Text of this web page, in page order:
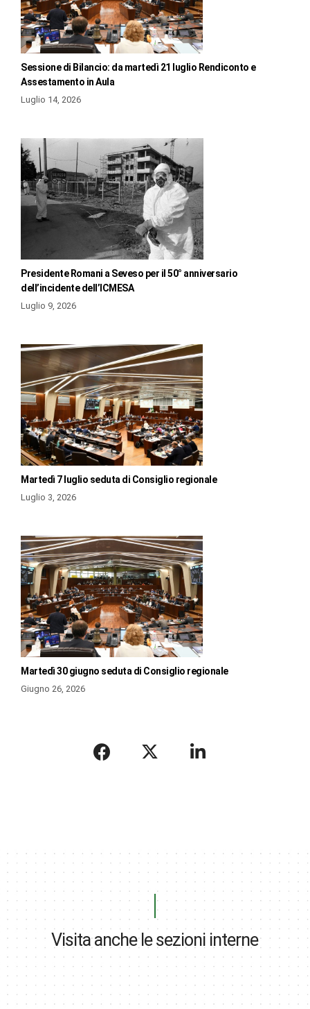
Sessione di Bilancio: da martedì 21 luglio Rendiconto e
Assestamento in Aula
Luglio 14, 2026
Presidente Romani a Seveso per il 50° anniversario
dell’incidente dell’ICMESA
Luglio 9, 2026
Martedì 7 luglio seduta di Consiglio regionale
Luglio 3, 2026
Martedì 30 giugno seduta di Consiglio regionale
Giugno 26, 2026
Visita anche le sezioni interne